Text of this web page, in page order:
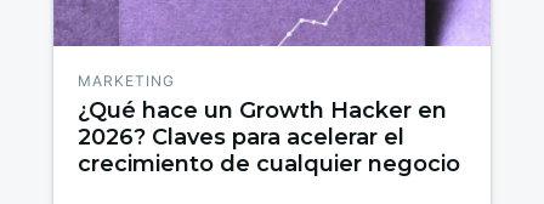
MARKETING
¿Qué hace un Growth Hacker en
2026? Claves para acelerar el
crecimiento de cualquier negocio